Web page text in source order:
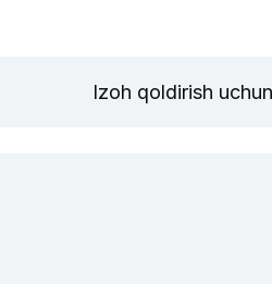
Izoh qoldirish